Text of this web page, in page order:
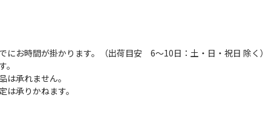
お時間が掛かります。（出荷目安 6～10日：土・日・祝日 除く）
承れません。
承りかねます。